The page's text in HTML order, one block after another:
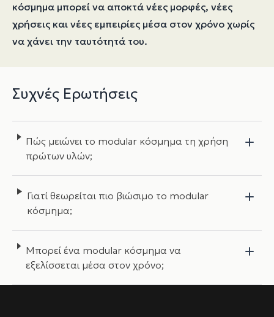
κόσμημα μπορεί να αποκτά νέες μορφές, νέες
χρήσεις και νέες εμπειρίες μέσα στον χρόνο χωρίς
να χάνει την ταυτότητά του.
Συχνές Ερωτήσεις
Πώς μειώνει το modular κόσμημα τη χρήση
πρώτων υλών;
Γιατί θεωρείται πιο βιώσιμο το modular
κόσμημα;
Μπορεί ένα modular κόσμημα να
εξελίσσεται μέσα στον χρόνο;